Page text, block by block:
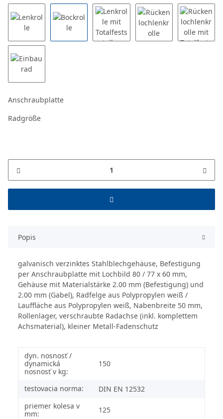
Anschraubplatte
Radgröße
Popis
galvanisch verzinktes Stahlblechgehäuse, Befestigung
per Anschraubplatte mit Lochbild 80 / 77 x 60 mm,
Gehäuse mit Materialstärke 2.00 mm (Befestigung) und
2.00 mm (Gabel), Radfelge aus Polypropylen weiß /
Lauffläche aus Polypropylen weiß, Nabenbreite 50 mm,
Rollenlager, verschraubte Radachse (inkl. komplettem
Achsmaterial), kleiner Metall-Fadenschutz
dyn. nosnosť /
dynamická
nosnosť v kg:
150
testovacia norma:
DIN EN 12532
priemer kolesa v
mm:
125